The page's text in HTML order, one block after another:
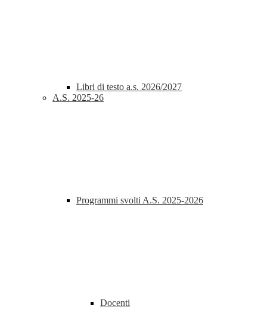
Libri di testo a.s. 2026/2027
A.S. 2025-26
Programmi svolti A.S. 2025-2026
Docenti